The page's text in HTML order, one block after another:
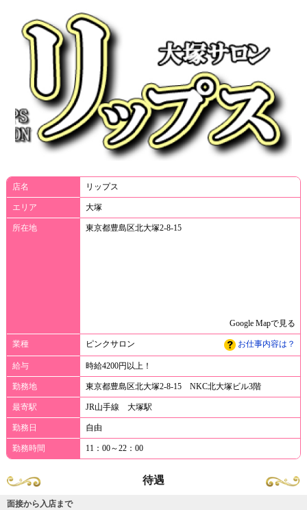
店名 リップス
エリア 大塚
所在地 東京都豊島区北大塚2-8-15
Google Mapで見る
業種 ピンクサロン お仕事内容は？
給与 時給4200円以上！
勤務地 東京都豊島区北大塚2-8-15 NKC北大塚ビル3階
最寄駅 JR山手線 大塚駅
勤務日 自由
勤務時間 11：00～22：00
待遇
面接から入店まで